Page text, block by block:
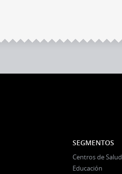
SEGMENTOS
Centros de Salud
Educación